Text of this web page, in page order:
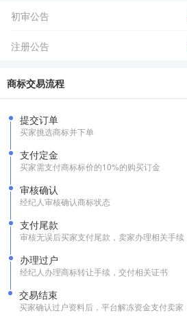
初审公告
注册公告
商标交易流程
提交订单
买家挑选商标并下单
支付定金
买家需支付商标标价的10%的购买订金
审核确认
经纪人审核确认商标状态
支付尾款
审核无误后买家支付尾款，卖家办理相关手续
办理过户
经纪人办理商标转让手续，交付相关证书
交易结束
买家确认过户资料后，平台解冻资金支付卖家